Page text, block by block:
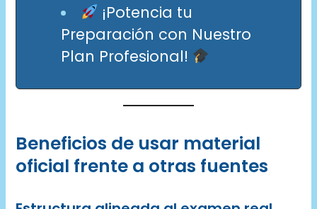
¡Potencia tu
Preparación con Nuestro
Plan Profesional!
Beneficios de usar material
oficial frente a otras fuentes